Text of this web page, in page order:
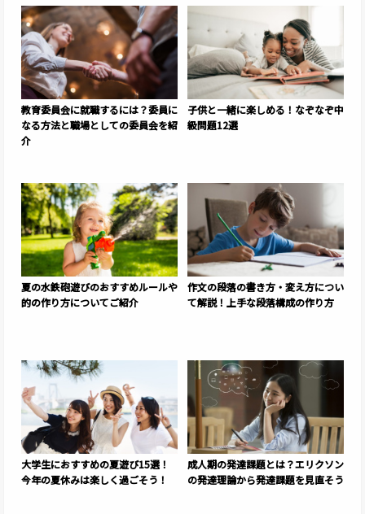
教育委員会に就職するには？委員に
なる方法と職場としての委員会を紹
介
子供と一緒に楽しめる！なぞなぞ中
級問題12選
夏の水鉄砲遊びのおすすめルールや
的の作り方についてご紹介
作文の段落の書き方・変え方につい
て解説！上手な段落構成の作り方
大学生におすすめの夏遊び15選！
今年の夏休みは楽しく過ごそう！
成人期の発達課題とは？エリクソン
の発達理論から発達課題を見直そう